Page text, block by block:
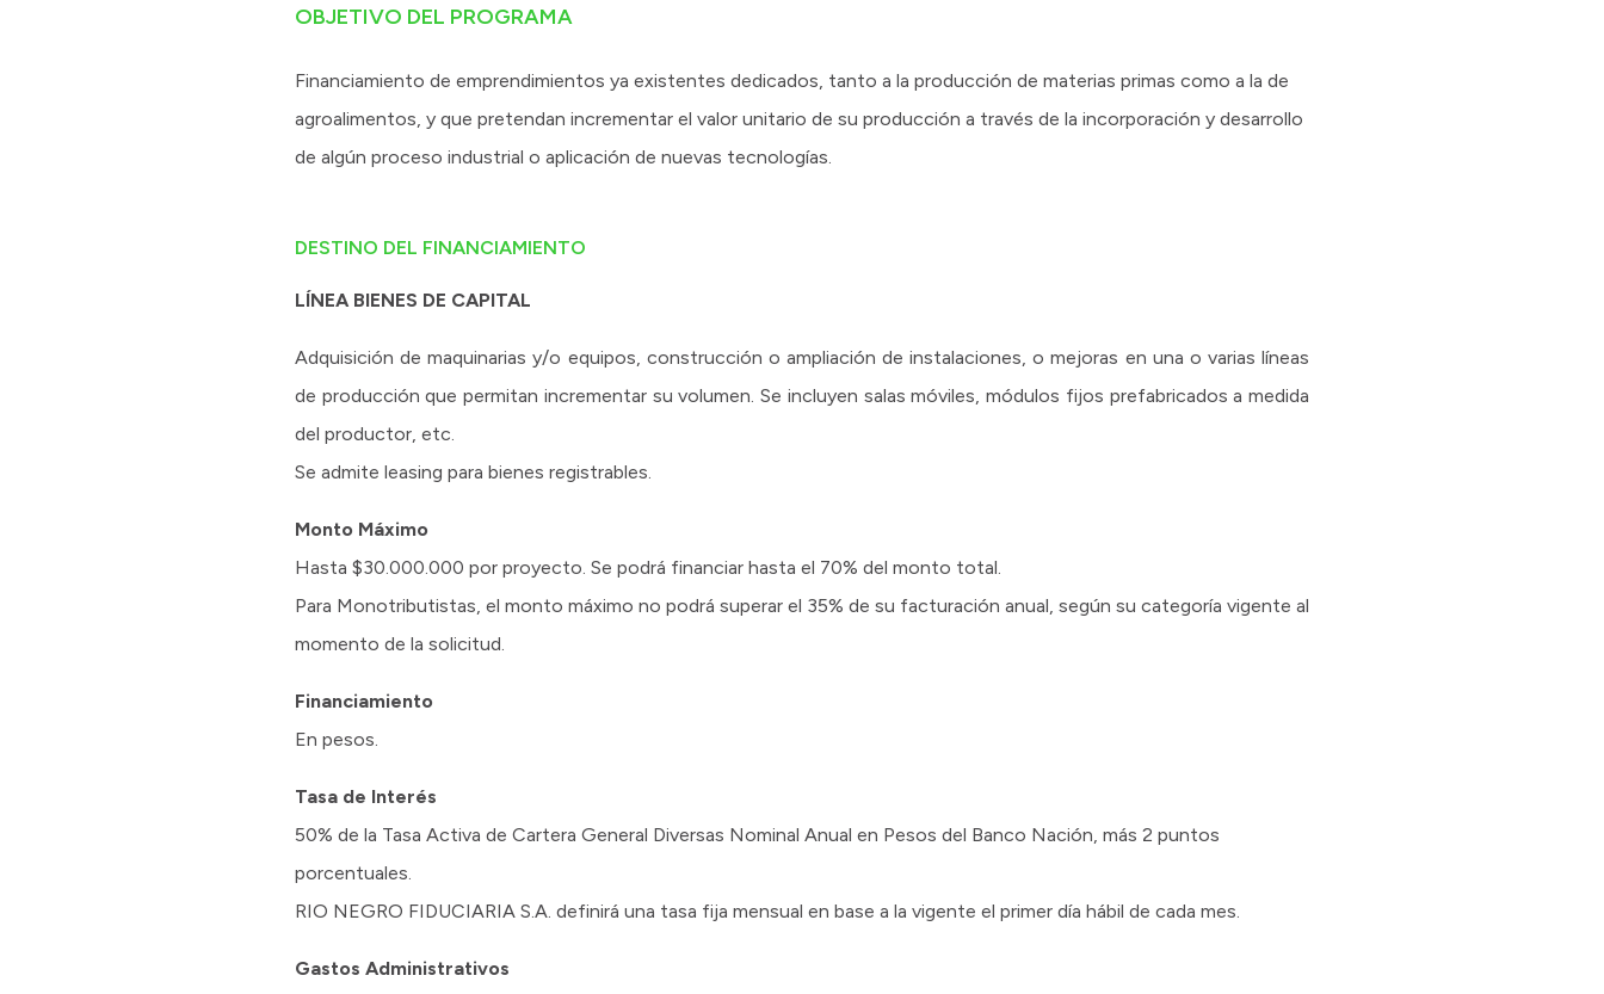
OBJETIVO DEL PROGRAMA
Financiamiento de emprendimientos ya existentes dedicados, tanto a la producción de materias primas como a la de
agroalimentos, y que pretendan incrementar el valor unitario de su producción a través de la incorporación y desarrollo
de algún proceso industrial o aplicación de nuevas tecnologías.
DESTINO DEL FINANCIAMIENTO
LÍNEA BIENES DE CAPITAL
Adquisición de maquinarias y/o equipos, construcción o ampliación de instalaciones, o mejoras en una o varias líneas
de producción que permitan incrementar su volumen. Se incluyen salas móviles, módulos fijos prefabricados a medida
del productor, etc.
Se admite leasing para bienes registrables.
Monto Máximo
Hasta $30.000.000 por proyecto. Se podrá financiar hasta el 70% del monto total.
Para Monotributistas, el monto máximo no podrá superar el 35% de su facturación anual, según su categoría vigente al
momento de la solicitud.
Financiamiento
En pesos.
Tasa de Interés
50% de la Tasa Activa de Cartera General Diversas Nominal Anual en Pesos del Banco Nación, más 2 puntos
porcentuales.
RIO NEGRO FIDUCIARIA S.A. definirá una tasa fija mensual en base a la vigente el primer día hábil de cada mes.
Gastos Administrativos